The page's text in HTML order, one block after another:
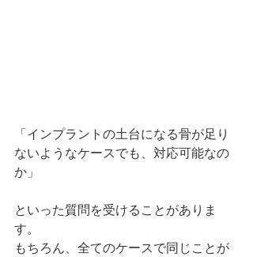
「インプラントの土台になる骨が足り
ないようなケースでも、対応可能なの
か」
といった質問を受けることがありま
す。
もちろん、全てのケースで同じことが